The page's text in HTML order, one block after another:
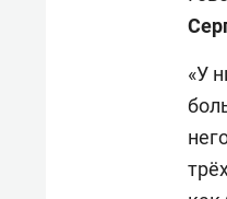
«У